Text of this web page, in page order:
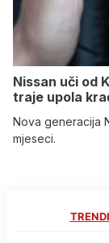
Nissan uči od
traje upola
Nova generacija
mjeseci.